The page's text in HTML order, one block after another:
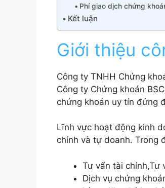
Phí giao dịch chứng
Kết luận
Giới thiệu
Công ty TNHH Chứng
Công ty Chứng khoán
chứng khoán uy tín đứng
Lĩnh vực hoạt động kinh
chính và tự doanh. Trong
Tư vấn tài chính,Tư
Dịch vụ chứng